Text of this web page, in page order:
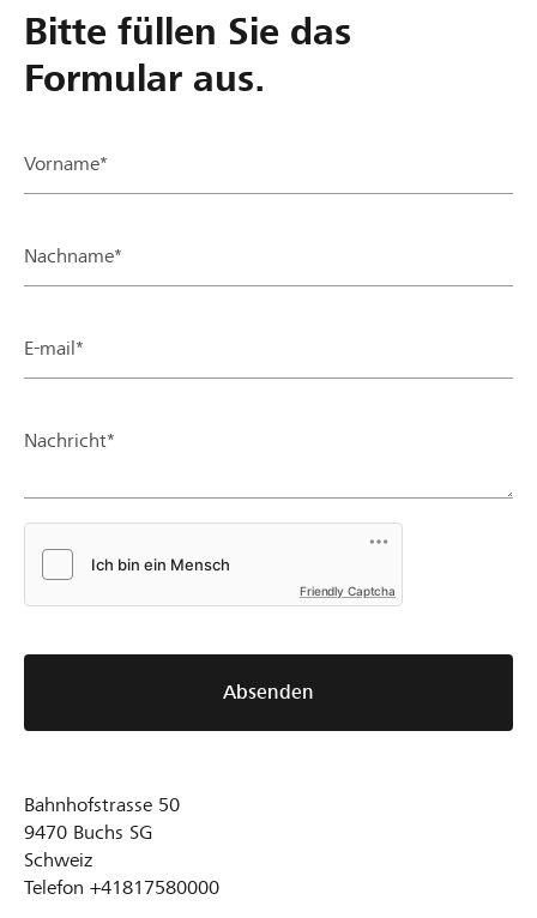
Bitte füllen Sie das
Formular aus.
Vorname*
Nachname*
E-mail*
Nachricht*
Friendly Captcha
Absenden
Bahnhofstrasse 50
9470 Buchs SG
Schweiz
Telefon +41817580000